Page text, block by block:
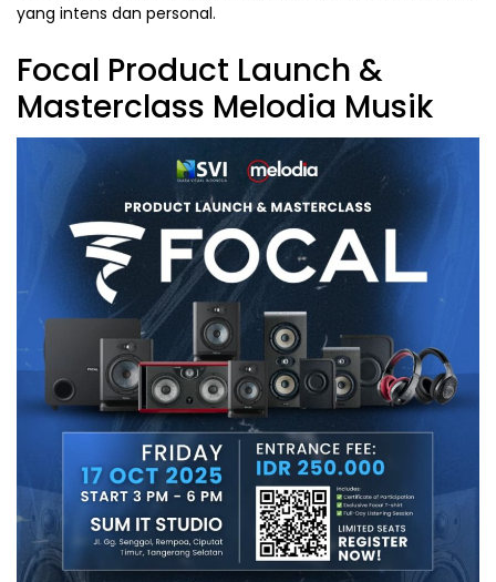
yang intens dan personal.
Focal Product Launch &
Masterclass Melodia Musik